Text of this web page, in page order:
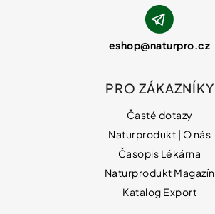
eshop@naturpro.cz
PRO ZÁKAZNÍKY
Časté dotazy
Naturprodukt | O nás
Časopis Lékárna
Naturprodukt Magazín
Katalog Export